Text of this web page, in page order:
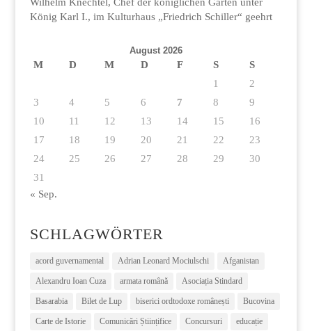
König Karl I., im Kulturhaus „Friedrich Schiller“ geehrt
August 2026
M D M D F S
S
1
2
3
4 5 6 7 8
9
10
11 12 13 14 15
16
17
18 19 20 21 22
23
24
25 26 27 28 29
30
31
« Sep.
SCHLAGWÖRTER
acord guvernamental Adrian Leonard Mociulschi Afganistan
Alexandru Ioan Cuza armata română Asociația Stindard
Basarabia Bilet de Lup biserici ordtodoxe românești Bucovina
Carte de Istorie Comunicări Științifice Concursuri educație